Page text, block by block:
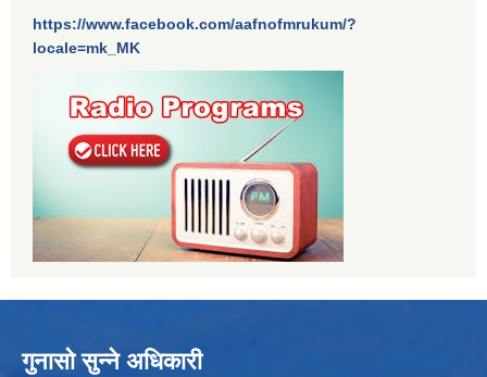
https://www.facebook.com/aafnofmrukum/?
locale=mk_MK
गुनासो सुन्ने अधिकारी